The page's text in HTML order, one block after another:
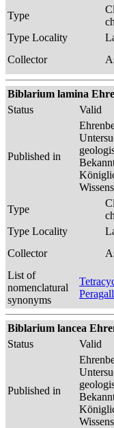
Type
Type Locality
Collector
Biblarium lamina
Status
Valid
Published in
Type
Type Locality
Collector
List of
nomenclatural
synonyms
Biblarium lancea
Status
Valid
Published in